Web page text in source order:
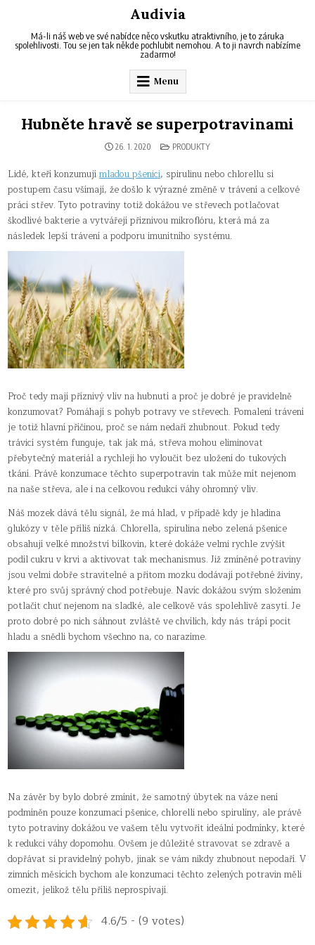
content
Audivia
Má-li náš web ve své nabídce něco vskutku atraktivního, je to záruka
spolehlivosti. Tou se jen tak někde pochlubit nemohou. A to ji navrch nabízíme
zadarmo!
Menu
Hubněte hravě se superpotravinami
26. 1. 2020
POSTED
PRODUKTY
Lidé, kteří konzumujímladou pšenici, spirulinu nebo chlorellu si
postupem času všímají, že došlo k výrazné změně v trávení a celkové
práci střev. Tyto potraviny totiž dokážou ve střevech potlačovat
škodlivé bakterie a vytvářejí příznivou mikroflóru, která má za
následek lepší trávení a podporu imunitního systému.
Proč tedy mají příznivý vliv na hubnutí a proč je dobré je pravidelně
konzumovat? Pomáhají s pohyb potravy ve střevech. Pomalení trávení
je totiž hlavní příčinou, proč se nám nedaří zhubnout. Pokud tedy
trávicí systém funguje, tak jak má, střeva mohou eliminovat
přebytečný materiál a rychleji ho vyloučit bez uložení do tukových
tkání. Právě konzumace těchto superpotravin tak může mít nejenom
na naše střeva, ale i na celkovou redukci váhy ohromný vliv.
Náš mozek dává tělu signál, že má hlad, v případě kdy je hladina
glukózy v těle příliš nízká. Chlorella, spirulina nebo zelená pšenice
obsahují velké množství bílkovin, které dokáže velmi rychle zvýšit
podíl cukru v krvi a aktivovat tak mechanismus. Již zmíněné potraviny
jsou velmi dobře stravitelné a přitom mozku dodávají potřebné živiny,
které pro svůj správný chod potřebuje. Navíc dokážou svým složením
potlačit chuť nejenom na sladké, ale celkově vás spolehlivě zasytí. Je
proto dobré po nich sáhnout zvláště ve chvílích, kdy nás trápí pocit
hladu a snědli bychom všechno na, co narazíme.
Na závěr by bylo dobré zmínit, že samotný úbytek na váze není
podmíněn pouze konzumací pšenice, chlorelli nebo spiruliny, ale právě
tyto potraviny dokážou ve vašem tělu vytvořit ideální podmínky, které
k redukci váhy dopomohu. Ovšem je důležité stravovat se zdravě a
dopřávat si pravidelný pohyb, jinak se vám nikdy zhubnout nepodaří. V
zimních měsících bychom ale konzumaci těchto zelených potravin měli
omezit, jelikož tělu příliš neprospívají.
4.6/5 - (9 votes)